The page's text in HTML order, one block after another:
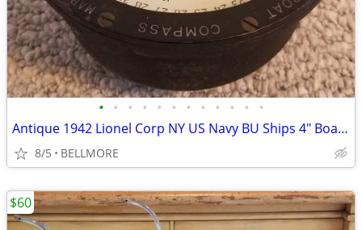
• • • • • • • • • • • •
Antique 1942 Lionel Corp NY US Navy BU Ships 4" Boat Compass/Binnacle
8/5 BELLMORE
$60